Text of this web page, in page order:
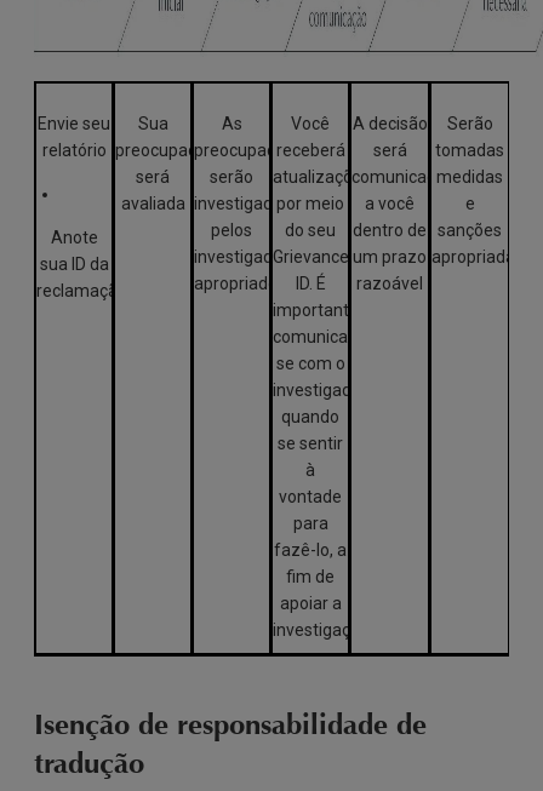
Envie seu
relatório
Anote
sua ID da
reclamação
Sua
preocupação
será
avaliada
As
preocupações
serão
investigadas
pelos
investigadores
apropriados
Você
receberá
atualizações
por meio
do seu
Grievance
ID. É
importante
comunicar-
se com o
investigador
quando
se sentir
à
vontade
para
fazê-lo, a
fim de
apoiar a
investigação
A decisão
será
comunicada
a você
dentro de
um prazo
razoável
Serão
tomadas
medidas
e
sanções
apropriadas
Isenção de responsabilidade de
tradução